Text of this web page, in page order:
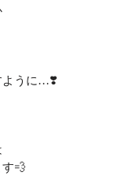
ように…❣️
💨